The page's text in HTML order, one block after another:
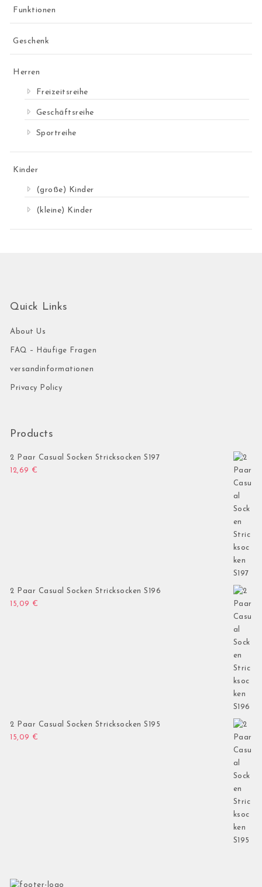
Funktionen
Geschenk
Herren
Freizeitsreihe
Geschäftsreihe
Sportreihe
Kinder
(große) Kinder
(kleine) Kinder
Quick Links
About Us
FAQ – Häufige Fragen
versandinformationen
Privacy Policy
Products
2 Paar Casual Socken Stricksocken S197
12,69 €
2 Paar Casual Socken Stricksocken S196
15,09 €
2 Paar Casual Socken Stricksocken S195
15,09 €